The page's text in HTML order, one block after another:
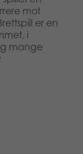
mot
er en
i
mange